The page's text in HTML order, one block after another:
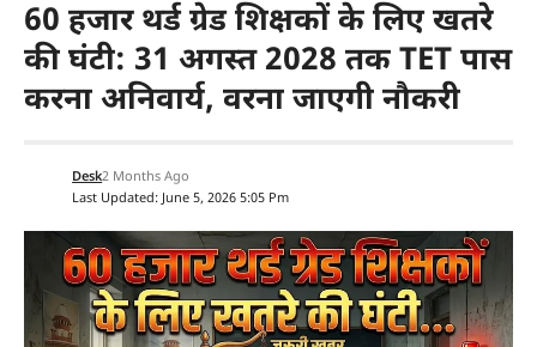
60 हजार थर्ड ग्रेड शिक्षकों के लिए खतरे
की घंटी: 31 अगस्त 2028 तक TET पास
करना अनिवार्य, वरना जाएगी नौकरी
Last Updated: June 5, 2026 5:05 Pm
Desk2 Months Ago